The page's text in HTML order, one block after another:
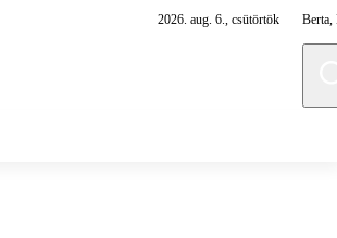
2026. aug. 6., csütörtök Berta,